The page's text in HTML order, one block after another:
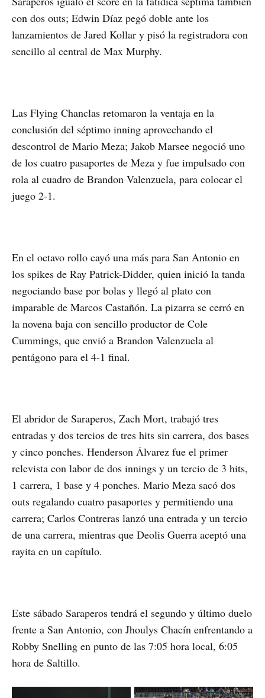
con dos outs; Edwin Díaz pegó doble ante los
lanzamientos de Jared Kollar y pisó la registradora con
sencillo al central de Max Murphy.
Las Flying Chanclas retomaron la ventaja en la
conclusión del séptimo inning aprovechando el
descontrol de Mario Meza; Jakob Marsee negoció uno
de los cuatro pasaportes de Meza y fue impulsado con
rola al cuadro de Brandon Valenzuela, para colocar el
juego 2-1.
En el octavo rollo cayó una más para San Antonio en
los spikes de Ray Patrick-Didder, quien inició la tanda
negociando base por bolas y llegó al plato con
imparable de Marcos Castañón. La pizarra se cerró en
la novena baja con sencillo productor de Cole
Cummings, que envió a Brandon Valenzuela al
pentágono para el 4-1 final.
El abridor de Saraperos, Zach Mort, trabajó tres
entradas y dos tercios de tres hits sin carrera, dos bases
y cinco ponches. Henderson Álvarez fue el primer
relevista con labor de dos innings y un tercio de 3 hits,
1 carrera, 1 base y 4 ponches. Mario Meza sacó dos
outs regalando cuatro pasaportes y permitiendo una
carrera; Carlos Contreras lanzó una entrada y un tercio
de una carrera, mientras que Deolis Guerra aceptó una
rayita en un capítulo.
Este sábado Saraperos tendrá el segundo y último duelo
frente a San Antonio, con Jhoulys Chacín enfrentando a
Robby Snelling en punto de las 7:05 hora local, 6:05
hora de Saltillo.